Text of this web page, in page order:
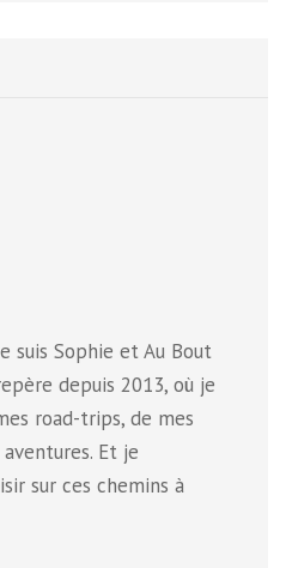
suis Sophie et Au Bout
depuis 2013, où je
road-trips, de mes
Et je
sur ces chemins à